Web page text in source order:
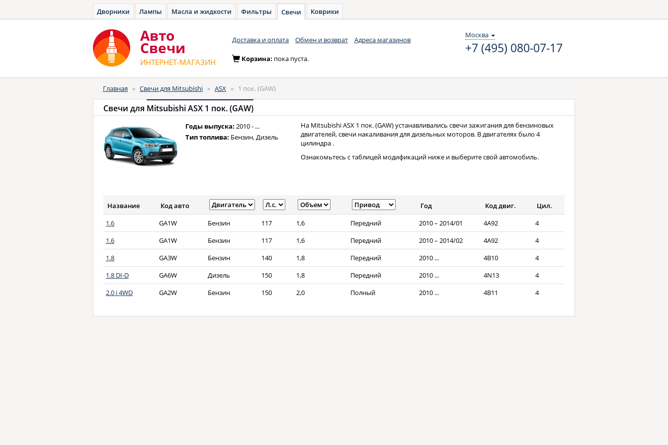
Дворники Лампы Масла и жидкости Фильтры Свечи Коврики
Авто
Cвечи
ИНТЕРНЕТ-МАГАЗИН
Доставка и оплата Обмен и возврат Адреса магазинов
Москва
+7 (495) 080-07-17
Корзина: пока пуста.
Главная » Свечи для Mitsubishi » ASX » 1 пок. (GAW)
Свечи для Mitsubishi ASX 1 пок. (GAW)
Годы выпуска: 2010 - ...
Тип топлива: Бензин, Дизель
На Mitsubishi ASX 1 пок. (GAW) устанавливались свечи зажигания для бензиновых
двигателей, свечи накаливания для дизельных моторов. В двигателях было 4
цилиндра .
Ознакомьтесь с таблицей модификаций ниже и выберите свой автомобиль.
Название Код авто Год Код двиг.
Цил.
1.6
GA1W Бензин 117 1,6 Передний 2010 – 2014/01 4A92
4
1.6
GA1W Бензин 117 1,6 Передний 2010 – 2014/02 4A92
4
1.8
GA3W Бензин 140 1,8 Передний 2010 ... 4B10
4
1.8 DI-D
GA6W Дизель 150 1,8 Передний 2010 ... 4N13
4
2.0 i 4WD
GA2W Бензин 150 2,0 Полный 2010 ... 4B11 4